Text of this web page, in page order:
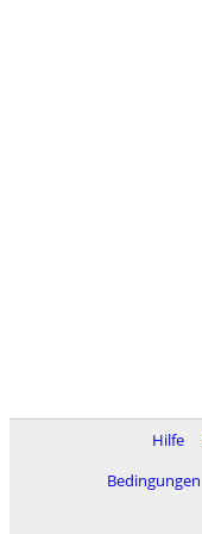
Hilfe
Bedingungen